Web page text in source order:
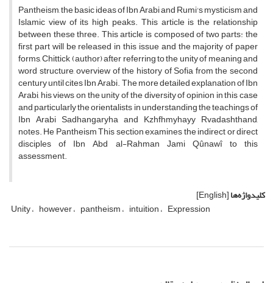
Pantheism, the basic ideas of Ibn Arabi and Rumi's mysticism and
Islamic view of its high peaks. This article is the relationship
between these three.This article is composed of two parts: the
first part will be released in this issue and the majority of paper
forms, Chittick (author) after referring to the unity of meaning and
word structure, overview of the history of Sofiafrom the second
century until cites Ibn Arabi.The more detailed explanation of Ibn
Arabi, his views on the unity of the diversity of opinion in this case
and particularly the orientalists in understanding the teachings of
Ibn Arabi Sadhangaryha and Kzhfhmyhayy Rvadashthand,
notes.He Pantheism This section examines the indirect or direct
disciples of Ibn Abd al-Rahman Jami Qûnawî to this
assessment.
کلیدواژه‌ها[English]
Unity however pantheism intuition Expression